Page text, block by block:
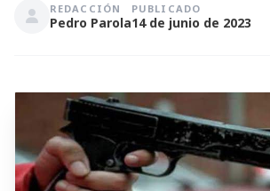
REDACCIÓN
Pedro Parola
PUBLICADO
14 de junio de 2023